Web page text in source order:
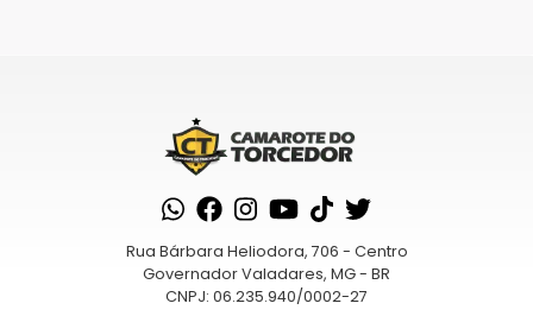
opções
podem
escolhidas
na
página
do
Rua Bárbara Heliodora, 706 - Centro
Governador Valadares, MG - BR
CNPJ: 06.235.940/0002-27